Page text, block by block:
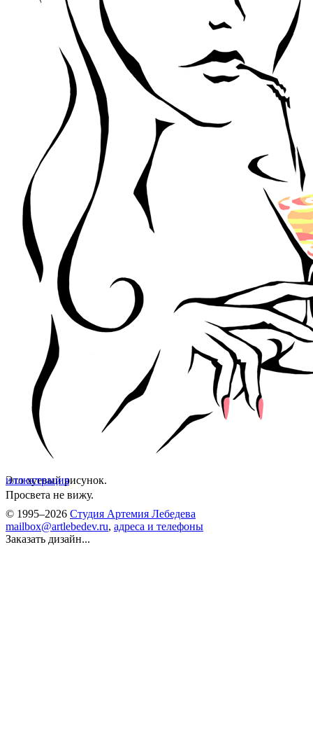
Это хуевый рисунок.
Просвета не вижу.
иллюстрация
© 1995–2026 Студия Артемия Лебедева
mailbox@artlebedev.ru, адреса и телефоны
Заказать дизайн...